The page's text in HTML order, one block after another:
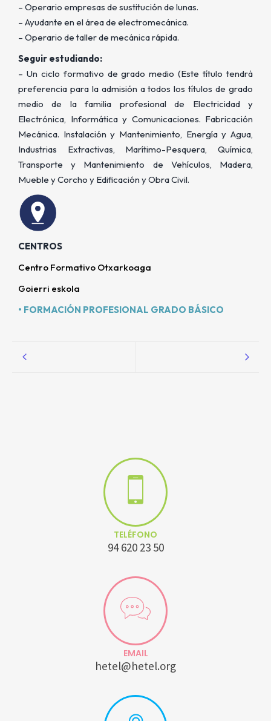
– Operario empresas de sustitución de lunas.
– Ayudante en el área de electromecánica.
– Operario de taller de mecánica rápida.
Seguir estudiando:
– Un ciclo formativo de grado medio (Este título tendrá
preferencia para la admisión a todos los títulos de grado
medio de la familia profesional de Electricidad y
Electrónica, Informática y Comunicaciones. Fabricación
Mecánica. Instalación y Mantenimiento, Energía y Agua,
Industrias Extractivas, Marítimo-Pesquera, Química,
Transporte y Mantenimiento de Vehículos, Madera,
Mueble y Corcho y Edificación y Obra Civil.
CENTROS
Centro Formativo Otxarkoaga
Goierri eskola
• FORMACIÓN PROFESIONAL GRADO BÁSICO
TELÉFONO
94 620 23 50
EMAIL
hetel@hetel.org